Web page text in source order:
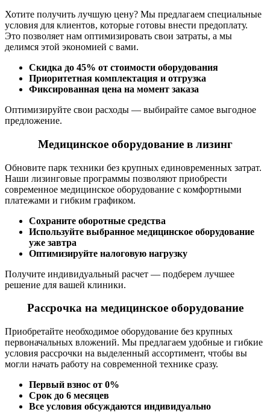
Хотите получить лучшую цену? Мы предлагаем специальные
условия для клиентов, которые готовы внести предоплату.
Это позволяет нам оптимизировать свои затраты, а мы
делимся этой экономией с вами.
Скидка до 45% от стоимости оборудования
Приоритетная комплектация и отгрузка
Фиксированная цена на момент заказа
Оптимизируйте свои расходы — выбирайте самое выгодное
предложение.
Медицинское оборудование в лизинг
Обновите парк техники без крупных единовременных затрат.
Наши лизинговые программы позволяют приобрести
современное медицинское оборудование с комфортными
платежами и гибким графиком.
Сохраните оборотные средства
Используйте выбранное медицинское оборудование
уже завтра
Оптимизируйте налоговую нагрузку
Получите индивидуальный расчет — подберем лучшее
решение для вашей клиники.
Рассрочка на медицинское оборудование
Приобретайте необходимое оборудование без крупных
первоначальных вложений. Мы предлагаем удобные и гибкие
условия рассрочки на выделенный ассортимент, чтобы вы
могли начать работу на современной технике сразу.
Первый взнос от 0%
Срок до 6 месяцев
Все условия обсуждаются индивидуально